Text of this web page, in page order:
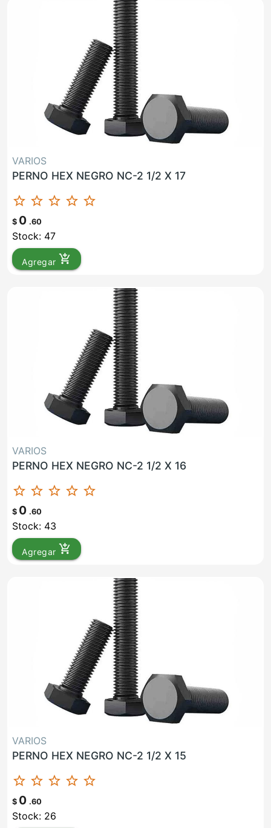
VARIOS
PERNO HEX NEGRO NC-2 1/2 X 17
star_border star_border star_border star_border star_border
$ 0 .60
Stock: 47
Agregar add_shopping_cart
VARIOS
PERNO HEX NEGRO NC-2 1/2 X 16
star_border star_border star_border star_border star_border
$ 0 .60
Stock: 43
Agregar add_shopping_cart
VARIOS
PERNO HEX NEGRO NC-2 1/2 X 15
star_border star_border star_border star_border star_border
$ 0 .60
Stock: 26